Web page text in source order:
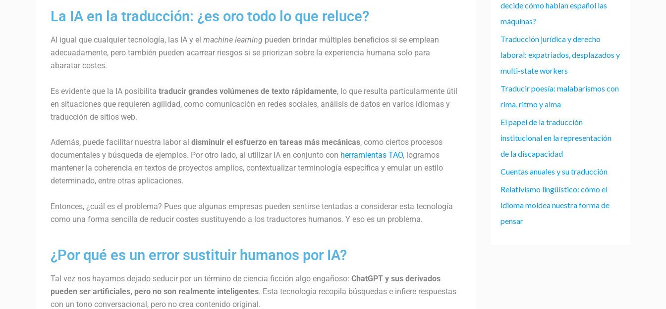
La IA en la traducción: ¿es oro todo lo que reluce?
Al igual que cualquier tecnología, las IA y el machine learning pueden brindar múltiples beneficios si se emplean
adecuadamente, pero también pueden acarrear riesgos si se priorizan sobre la experiencia humana solo para
abaratar costes.
Es evidente que la IA posibilita traducir grandes volúmenes de texto rápidamente, lo que resulta particularmente útil
en situaciones que requieren agilidad, como comunicación en redes sociales, análisis de datos en varios idiomas y
traducción de sitios web.
Además, puede facilitar nuestra labor al disminuir el esfuerzo en tareas más mecánicas, como ciertos procesos
documentales y búsqueda de ejemplos. Por otro lado, al utilizar IA en conjunto con herramientas TAO, logramos
mantener la coherencia en textos de proyectos amplios, contextualizar terminología específica y emular un estilo
determinado, entre otras aplicaciones.
Entonces, ¿cuál es el problema? Pues que algunas empresas pueden sentirse tentadas a considerar esta tecnología
como una forma sencilla de reducir costes sustituyendo a los traductores humanos. Y eso es un problema.
¿Por qué es un error sustituir humanos por IA?
Tal vez nos hayamos dejado seducir por un término de ciencia ficción algo engañoso: ChatGPT y sus derivados
pueden ser artificiales, pero no son realmente inteligentes. Esta tecnología recopila búsquedas e infiere respuestas
con un tono conversacional, pero no crea contenido original.
decide cómo hablan español las
máquinas?
Traducción jurídica y derecho
laboral: expatriados, desplazados y
multi-state workers
Traducir poesía: malabarismos con
rima, ritmo y alma
El papel de la traducción
institucional en la representación
de la discapacidad
Cuentas anuales y su traducción
Relativismo lingüístico: cómo el
idioma moldea nuestra forma de
pensar